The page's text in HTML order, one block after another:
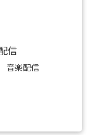
音楽配信